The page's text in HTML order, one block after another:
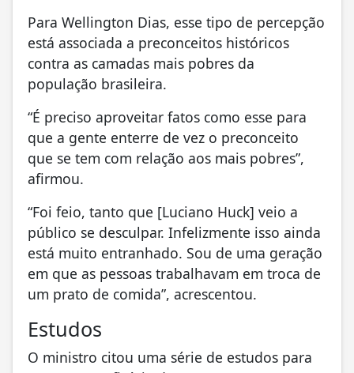
Para Wellington Dias, esse tipo de percepção
está associada a preconceitos históricos
contra as camadas mais pobres da
população brasileira.
“É preciso aproveitar fatos como esse para
que a gente enterre de vez o preconceito
que se tem com relação aos mais pobres”,
afirmou.
“Foi feio, tanto que [Luciano Huck] veio a
público se desculpar. Infelizmente isso ainda
está muito entranhado. Sou de uma geração
em que as pessoas trabalhavam em troca de
um prato de comida”, acrescentou.
Estudos
O ministro citou uma série de estudos para